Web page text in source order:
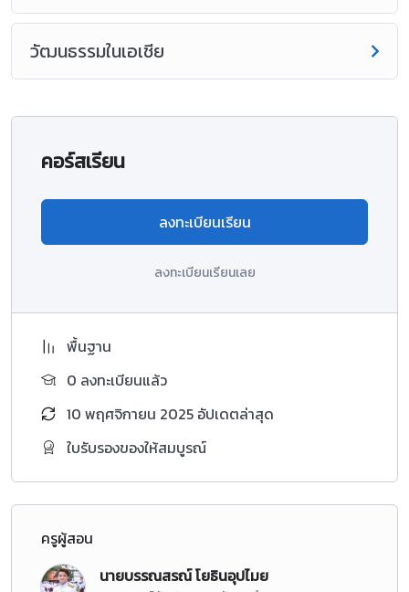
วัฒนธรรมในเอเชีย
คอร์สเรียน
ลงทะเบียนเรียน
ลงทะเบียนเรียนเลย
พื้นฐาน
0 ลงทะเบียนแล้ว
10 พฤศจิกายน 2025 อัปเดตล่าสุด
ใบรับรองของให้สมบูรณ์
ครูผู้สอน
นายบรรณสรณ์ โยธินอุปไมย